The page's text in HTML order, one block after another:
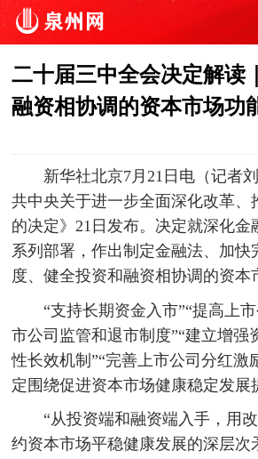
二十届三中全会决定解读
融资相协调的资本市场功
新华社北京7月21日电（记者
共中央关于进一步全面深化改革、
的决定》21日发布。决定就深化金
系列部署，作出制定金融法、加快
度、健全投资和融资相协调的资本
“支持长期资金入市”“提高上
市公司监管和退市制度”“建立增强
性长效机制”“完善上市公司分红
定围绕促进资本市场健康稳定发展
“从投资端和融资端入手，用
约资本市场平稳健康发展的深层次